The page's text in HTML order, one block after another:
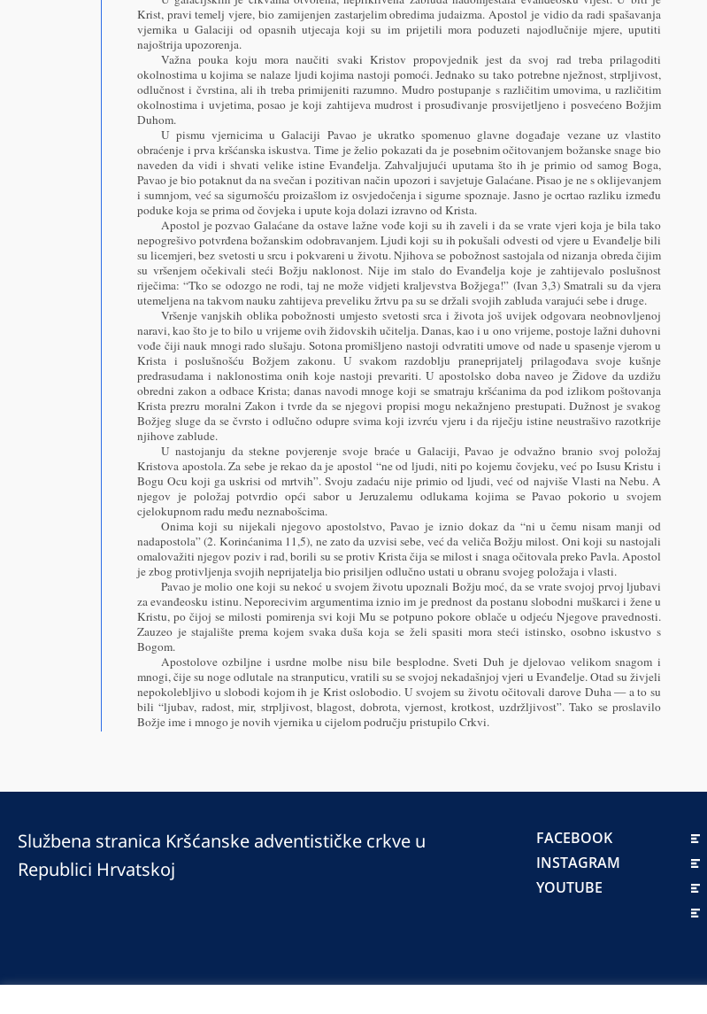
Krist, pravi temelj vjere, bio zamijenjen zastarjelim obredima judaizma. Apostol je vidio da radi spašavanja
vjernika u Galaciji od opasnih utjecaja koji su im prijetili mora poduzeti najodlučnije mjere, uputiti
najoštrija upozorenja.
Važna pouka koju mora naučiti svaki Kristov propovjednik jest da svoj rad treba prilagoditi
okolnostima u kojima se nalaze ljudi kojima nastoji pomoći. Jednako su tako potrebne nježnost, strpljivost,
odlučnost i čvrstina, ali ih treba primijeniti razumno. Mudro postupanje s različitim umovima, u različitim
okolnostima i uvjetima, posao je koji zahtijeva mudrost i prosuđivanje prosvijetljeno i posvećeno Božjim
Duhom.
U pismu vjernicima u Galaciji Pavao je ukratko spomenuo glavne događaje vezane uz vlastito
obraćenje i prva kršćanska iskustva. Time je želio pokazati da je posebnim očitovanjem božanske snage bio
naveden da vidi i shvati velike istine Evanđelja. Zahvaljujući uputama što ih je primio od samog Boga,
Pavao je bio potaknut da na svečan i pozitivan način upozori i savjetuje Galaćane. Pisao je ne s oklijevanjem
i sumnjom, već sa sigurnošću proizašlom iz osvjedočenja i sigurne spoznaje. Jasno je ocrtao razliku između
poduke koja se prima od čovjeka i upute koja dolazi izravno od Krista.
Apostol je pozvao Galaćane da ostave lažne vođe koji su ih zaveli i da se vrate vjeri koja je bila tako
nepogrešivo potvrđena božanskim odobravanjem. Ljudi koji su ih pokušali odvesti od vjere u Evanđelje bili
su licemjeri, bez svetosti u srcu i pokvareni u životu. Njihova se pobožnost sastojala od nizanja obreda čijim
su vršenjem očekivali steći Božju naklonost. Nije im stalo do Evanđelja koje je zahtijevalo poslušnost
riječima: “Tko se odozgo ne rodi, taj ne može vidjeti kraljevstva Božjega!” (Ivan 3,3) Smatrali su da vjera
utemeljena na takvom nauku zahtijeva preveliku žrtvu pa su se držali svojih zabluda varajući sebe i druge.
Vršenje vanjskih oblika pobožnosti umjesto svetosti srca i života još uvijek odgovara neobnovljenoj
naravi, kao što je to bilo u vrijeme ovih židovskih učitelja. Danas, kao i u ono vrijeme, postoje lažni duhovni
vođe čiji nauk mnogi rado slušaju. Sotona promišljeno nastoji odvratiti umove od nade u spasenje vjerom u
Krista i poslušnošću Božjem zakonu. U svakom razdoblju praneprijatelj prilagođava svoje kušnje
predrasudama i naklonostima onih koje nastoji prevariti. U apostolsko doba naveo je Židove da uzdižu
obredni zakon a odbace Krista; danas navodi mnoge koji se smatraju kršćanima da pod izlikom poštovanja
Krista prezru moralni Zakon i tvrde da se njegovi propisi mogu nekažnjeno prestupati. Dužnost je svakog
Božjeg sluge da se čvrsto i odlučno odupre svima koji izvrću vjeru i da riječju istine neustrašivo razotkrije
njihove zablude.
U nastojanju da stekne povjerenje svoje braće u Galaciji, Pavao je odvažno branio svoj položaj
Kristova apostola. Za sebe je rekao da je apostol “ne od ljudi, niti po kojemu čovjeku, već po Isusu Kristu i
Bogu Ocu koji ga uskrisi od mrtvih”. Svoju zadaću nije primio od ljudi, već od najviše Vlasti na Nebu. A
njegov je položaj potvrdio opći sabor u Jeruzalemu odlukama kojima se Pavao pokorio u svojem
cjelokupnom radu među neznabošcima.
Onima koji su nijekali njegovo apostolstvo, Pavao je iznio dokaz da “ni u čemu nisam manji od
nadapostola” (2. Korinćanima 11,5), ne zato da uzvisi sebe, već da veliča Božju milost. Oni koji su nastojali
omalovažiti njegov poziv i rad, borili su se protiv Krista čija se milost i snaga očitovala preko Pavla. Apostol
je zbog protivljenja svojih neprijatelja bio prisiljen odlučno ustati u obranu svojeg položaja i vlasti.
Pavao je molio one koji su nekoć u svojem životu upoznali Božju moć, da se vrate svojoj prvoj ljubavi
za evanđeosku istinu. Neporecivim argumentima iznio im je prednost da postanu slobodni muškarci i žene u
Kristu, po čijoj se milosti pomirenja svi koji Mu se potpuno pokore oblače u odjeću Njegove pravednosti.
Zauzeo je stajalište prema kojem svaka duša koja se želi spasiti mora steći istinsko, osobno iskustvo s
Bogom.
Apostolove ozbiljne i usrdne molbe nisu bile besplodne. Sveti Duh je djelovao velikom snagom i
mnogi, čije su noge odlutale na stranputicu, vratili su se svojoj nekadašnjoj vjeri u Evanđelje. Otad su živjeli
nepokolebljivo u slobodi kojom ih je Krist oslobodio. U svojem su životu očitovali darove Duha — a to su
bili “ljubav, radost, mir, strpljivost, blagost, dobrota, vjernost, krotkost, uzdržljivost”. Tako se proslavilo
Božje ime i mnogo je novih vjernika u cijelom području pristupilo Crkvi.
Službena stranica Kršćanske adventističke crkve u
Republici Hrvatskoj
FACEBOOK
INSTAGRAM
YOUTUBE